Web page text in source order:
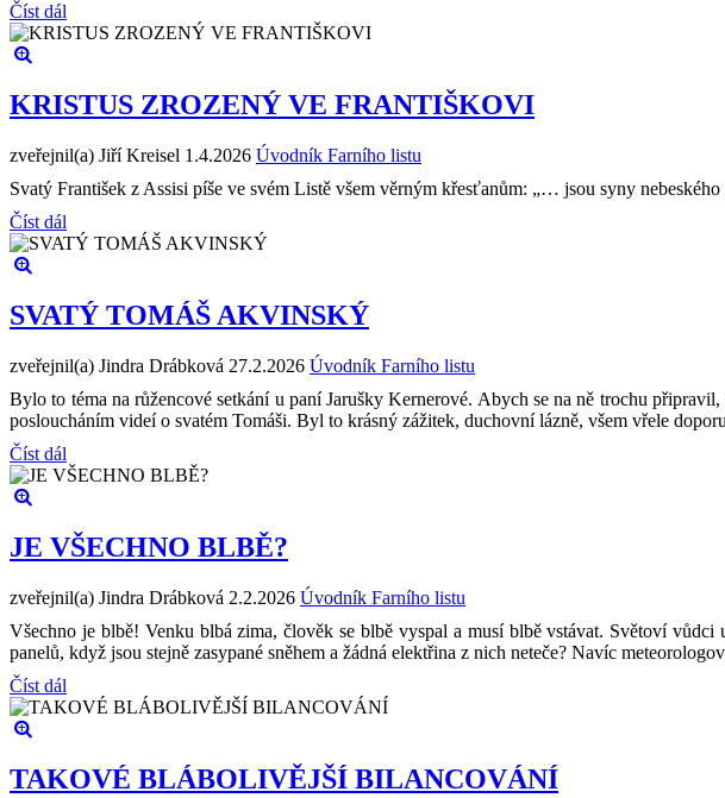
Číst dál
KRISTUS ZROZENÝ VE FRANTIŠKOVI
zveřejnil(a) Jiří Kreisel 1.4.2026 Úvodník Farního listu
Svatý František z Assisi píše ve svém Listě všem věrným křesťanům: „… jsou syny
Číst dál
SVATÝ TOMÁŠ AKVINSKÝ
zveřejnil(a) Jindra Drábková 27.2.2026 Úvodník Farního listu
Bylo to téma na růžencové setkání u paní Jarušky Kernerové. Abych se na ně trochu
posloucháním videí o svatém Tomáši. Byl to krásný zážitek, duchovní lázně, všem vřele
Číst dál
JE VŠECHNO BLBĚ?
zveřejnil(a) Jindra Drábková 2.2.2026 Úvodník Farního listu
Všechno je blbě! Venku blbá zima, člověk se blbě vyspal a musí blbě vstávat. Světoví
panelů, když jsou stejně zasypané sněhem a žádná elektřina z nich neteče? Navíc
Číst dál
TAKOVÉ BLÁBOLIVĚJŠÍ BILANCOVÁNÍ